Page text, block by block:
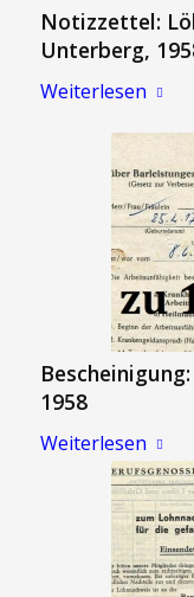
Notizzettel:
Unterberg,
Weiterlesen
1958
Weiterlesen